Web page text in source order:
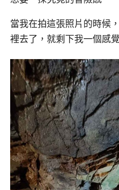
當我在拍這張照片的時候
裡去了，就剩下我一個感